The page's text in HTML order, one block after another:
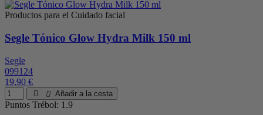
Productos para el Cuidado facial
Segle Tónico Glow Hydra Milk 150 ml
Segle
099124
19,90 €
Añadir a la cesta
Puntos Trébol: 1.9